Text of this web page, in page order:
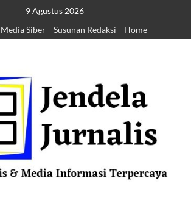
9 Agustus 2026
Siber
Susunan Redaksi Home